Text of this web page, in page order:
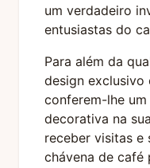
um verdadeiro
entusiastas do
Para além da
design exclusivo
conferem-lhe
decorativa na
receber visitas e
chávena de café